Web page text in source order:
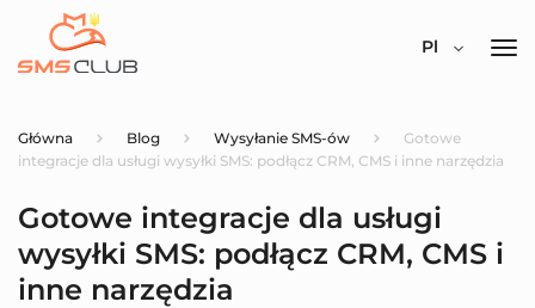
Pl
Główna Blog Wysyłanie SMS-ów
Gotowe
integracje dla usługi wysyłki SMS: podłącz CRM, CMS i inne narzędzia
Gotowe integracje dla usługi
wysyłki SMS: podłącz CRM, CMS i
inne narzędzia